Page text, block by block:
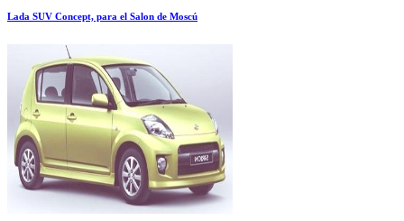
Lada SUV Concept, para el Salon de Moscú